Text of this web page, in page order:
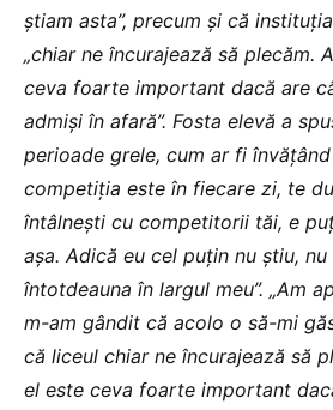
știam asta”, precum și că
„chiar ne încurajează să plecăm.
ceva foarte important dacă are
admiși în afară”. Fosta elevă a
perioade grele, cum ar fi
competiția este în fiecare zi, te
întâlnești cu competitorii tăi, e
așa. Adică eu cel puțin nu știu,
întotdeauna în largul meu”. „Am
m-am gândit că acolo o să-mi
că liceul chiar ne încurajează să
el este ceva foarte important